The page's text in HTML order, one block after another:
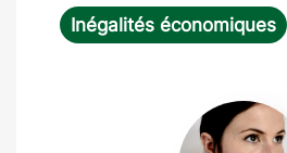
Inégalités économiques
Lucile
Quillet